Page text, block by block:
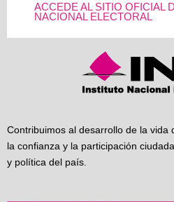
ACCEDE AL SITIO OFICIAL
NACIONAL ELECTORAL
Contribuimos al desarrollo de la vida
la confianza y la participación
y política del país.